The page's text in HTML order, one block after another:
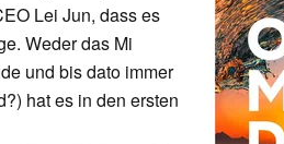
Lei Jun, dass es
Weder das Mi
und bis dato immer
hat es in den ersten